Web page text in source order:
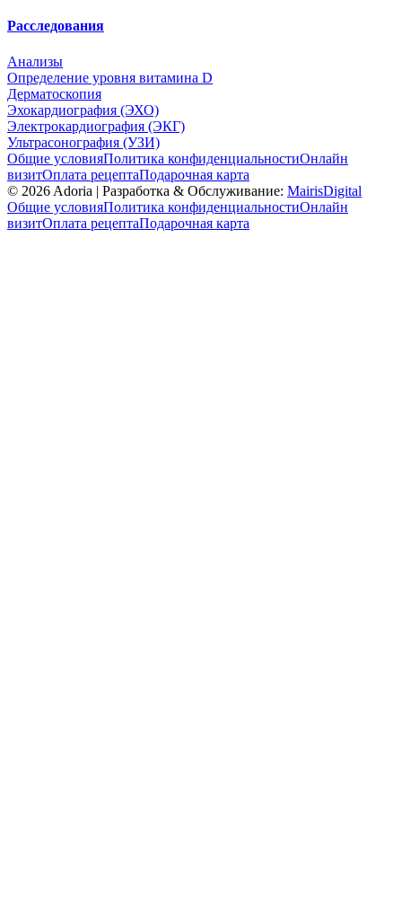
Расследования
Анализы
Определение уровня витамина D
Дерматоскопия
Эхокардиография (ЭХО)
Электрокардиография (ЭКГ)
Ультрасонография (УЗИ)
Общие условияПолитика конфиденциальностиОнлайн
визитОплата рецептаПодарочная карта
© 2026 Adoria | Разработка & Обслуживание: MairisDigital
Общие условияПолитика конфиденциальностиОнлайн
визитОплата рецептаПодарочная карта